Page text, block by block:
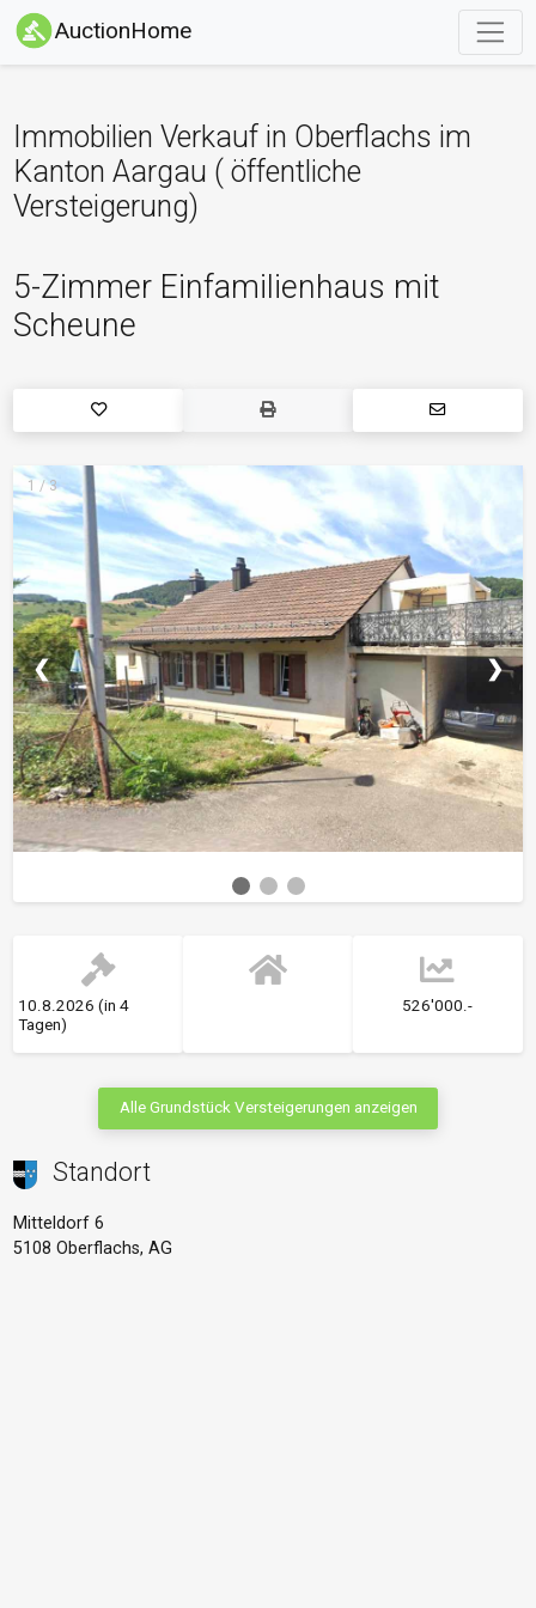
AuctionHome
Immobilien Verkauf in Oberflachs im
Kanton Aargau ( öffentliche
Versteigerung)
5-Zimmer Einfamilienhaus mit
Scheune
1 / 3
❮ ❯
10.8.2026 (in 4
Tagen)
526'000.-
Alle Grundstück Versteigerungen anzeigen
Standort
Mitteldorf 6
5108 Oberflachs, AG